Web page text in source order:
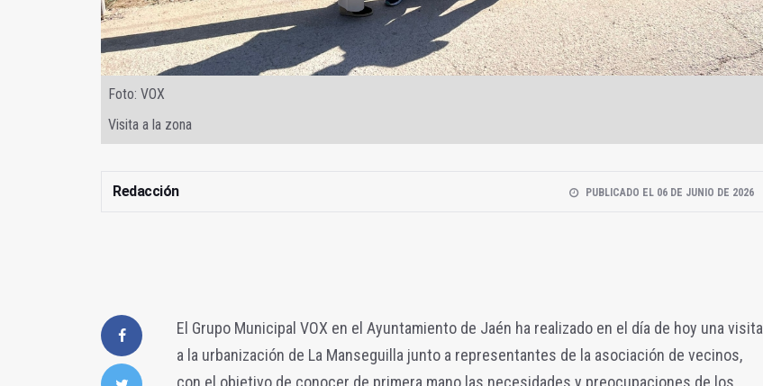
Foto: VOX
Visita a la zona
Redacción PUBLICADO EL 06 DE JUNIO DE 2026
El Grupo Municipal VOX en el Ayuntamiento de Jaén ha realizado en el día de hoy una visita
a la urbanización de La Manseguilla junto a representantes de la asociación de vecinos,
con el objetivo de conocer de primera mano las necesidades y preocupaciones de los